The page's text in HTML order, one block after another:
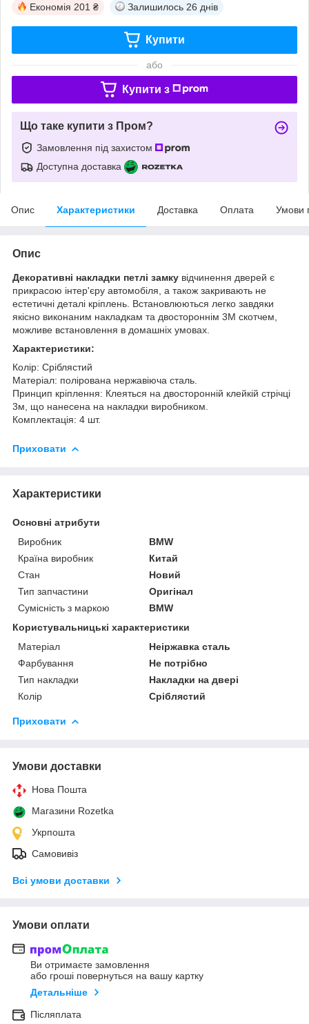
Економія 201 ₴ Залишилось 26 днів
Купити
або
Купити з
Що таке купити з Пром?
Замовлення під захистом
Доступна доставка
Опис Характеристики Доставка Оплата Умови
Опис
Декоративні накладки петлі замку відчинення дверей є
прикрасою інтер'єру автомобіля, а також закривають не
естетичні деталі кріплень. Встановлюються легко завдяки
якісно виконаним накладкам та двостороннім 3М скотчем,
можливе встановлення в домашніх умовах.
Характеристики:
Колір: Сріблястий
Матеріал: полірована нержавіюча сталь.
Принцип кріплення: Клеяться на двосторонній клейкій стрічці
3м, що нанесена на накладки виробником.
Комплектація: 4 шт.
Приховати
Характеристики
Основні атрибути
Виробник
BMW
Країна виробник
Китай
Стан
Новий
Тип запчастини
Оригінал
Сумісність з маркою
BMW
Користувальницькі характеристики
Матеріал
Неіржавка сталь
Фарбування
Не потрібно
Тип накладки
Накладки на двері
Колір
Сріблястий
Приховати
Умови доставки
Нова Пошта
Магазини Rozetka
Укрпошта
Самовивіз
Всі умови доставки
Умови оплати
Ви отримаєте замовлення
або гроші повернуться на вашу картку
Детальніше
Післяплата